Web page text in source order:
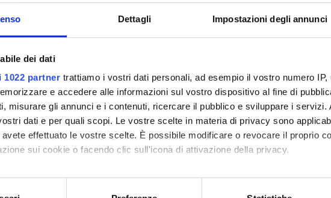
Dettagli Impostazioni degli annunci
dei dati
1022 partner trattiamo i vostri dati personali, ad esempio il vostro numero
e accedere alle informazioni sul vostro dispositivo al fine di
misurare gli annunci e i contenuti, ricercare il pubblico e sviluppare i
dati e per quali scopi. Le vostre scelte in materia di privacy sono
effettuato le vostre scelte. È possibile modificare o revocare il proprio
sui cookie o facendo clic sull'icona di attivazione della privacy.
vorremmo anche:
informazioni sulla tua posizione geografica, con un'approssimazione di
Lessons timetable
Efficiency in corporate management
Credits
1
Period